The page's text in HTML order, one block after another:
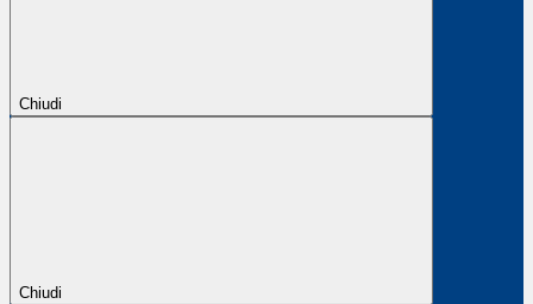
Chiudi
Chiudi